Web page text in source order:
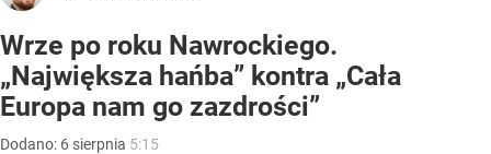
Wrze po roku Nawrockiego.
„Największa hańba” kontra „Cała
Europa nam go zazdrości”
Dodano: 6 sierpnia 5:15